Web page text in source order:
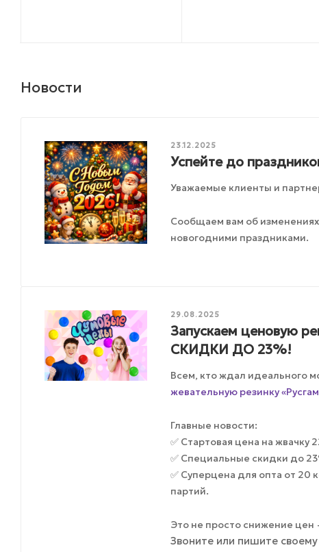
Новости
23.12.2025
Успейте до
Уважаемые клиенты и
Сообщаем вам об
новогодними праздниками.
29.08.2025
Запускаем ценовую
СКИДКИ ДО 23%!
Всем, кто ждал идеального
жевательную резинку
Главные новости:
✅ Стартовая цена на жвачку
✅ Специальные скидки до
✅ Суперцена для опта от
партий.
Это не просто снижение цен
Звоните или пишите